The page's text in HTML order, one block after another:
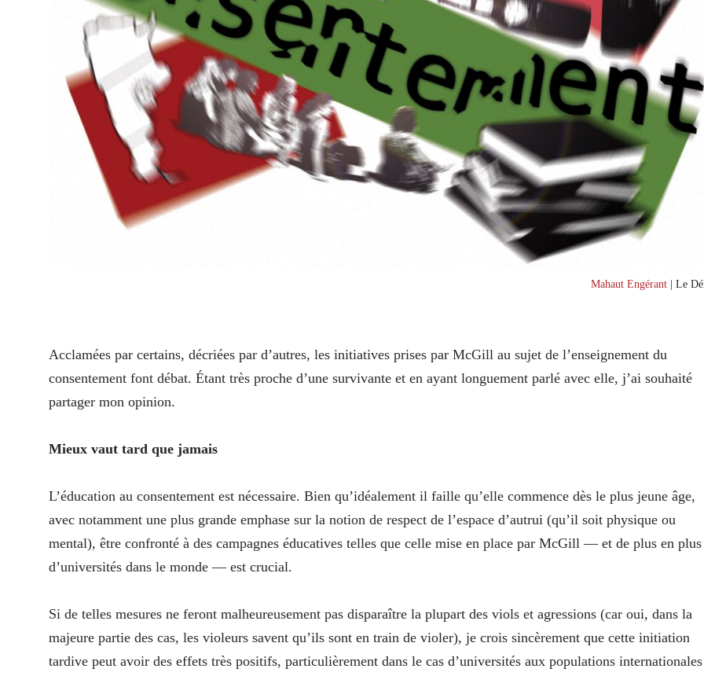
Mahaut Engérant | Le
Acclamées par certains, décriées par d’autres, les initiatives prises par McGill au sujet de l’enseignement du
consentement font débat. Étant très proche d’une survivante et en ayant longuement parlé avec elle, j’ai souhaité
partager mon opinion.
Mieux vaut tard que jamais
L’éducation au consentement est nécessaire. Bien qu’idéalement il faille qu’elle commence dès le plus jeune âge,
avec notamment une plus grande emphase sur la notion de respect de l’espace d’autrui (qu’il soit physique ou
mental), être confronté à des campagnes éducatives telles que celle mise en place par McGill — et de plus en plus
d’universités dans le monde — est crucial.
Si de telles mesures ne feront malheureusement pas disparaître la plupart des viols et agressions (car oui, dans la
majeure partie des cas, les violeurs savent qu’ils sont en train de violer), je crois sincèrement que cette initiation
tardive peut avoir des effets très positifs, particulièrement dans le cas d’universités aux populations internationales